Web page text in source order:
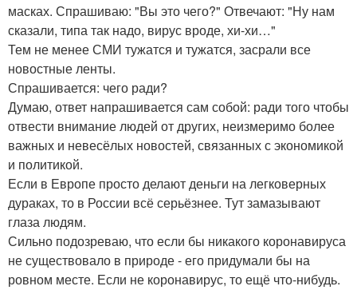
масках. Спрашиваю: "Вы это чего?" Отвечают: "Ну нам
сказали, типа так надо, вирус вроде, хи-хи…"
Тем не менее СМИ тужатся и тужатся, засрали все
новостные ленты.
Спрашивается: чего ради?
Думаю, ответ напрашивается сам собой: ради того чтобы
отвести внимание людей от других, неизмеримо более
важных и невесёлых новостей, связанных с экономикой
и политикой.
Если в Европе просто делают деньги на легковерных
дураках, то в России всё серьёзнее. Тут замазывают
глаза людям.
Сильно подозреваю, что если бы никакого коронавируса
не существовало в природе - его придумали бы на
ровном месте. Если не коронавирус, то ещё что-нибудь.